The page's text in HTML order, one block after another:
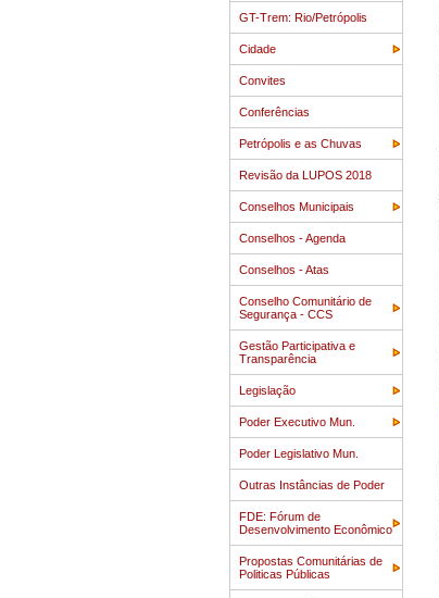
GT-Trem: Rio/Petrópolis
Cidade
Convites
Conferências
Petrópolis e as Chuvas
Revisão da LUPOS 2018
Conselhos Municipais
Conselhos - Agenda
Conselhos - Atas
Conselho Comunitário de
Segurança - CCS
Gestão Participativa e
Transparência
Legislação
Poder Executivo Mun.
Poder Legislativo Mun.
Outras Instâncias de Poder
FDE: Fórum de
Desenvolvimento Econômico
Propostas Comunitárias de
Politicas Públicas